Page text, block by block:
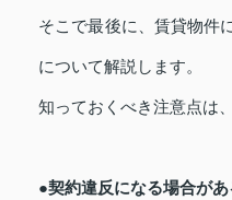
そこで最後に、賃貸物件
について解説します。
知っておくべき注意点は
●契約違反になる場合があ